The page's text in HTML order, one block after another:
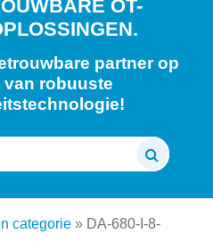
OT-
partner op
van robuuste
categorie » DA-680-I-8-